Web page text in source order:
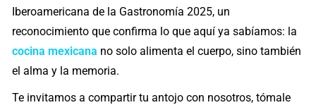
Iberoamericana de la Gastronomía 2025, un
reconocimiento que confirma lo que aquí ya sabíamos: la
cocina mexicana no solo alimenta el cuerpo, sino también
el alma y la memoria.
Te invitamos a compartir tu antojo con nosotros, tómale